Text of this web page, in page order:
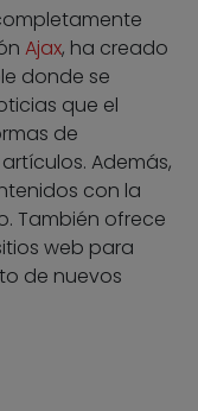
Ajax, ha creado
donde se
que el
de
Además,
con la
También ofrece
web para
de nuevos